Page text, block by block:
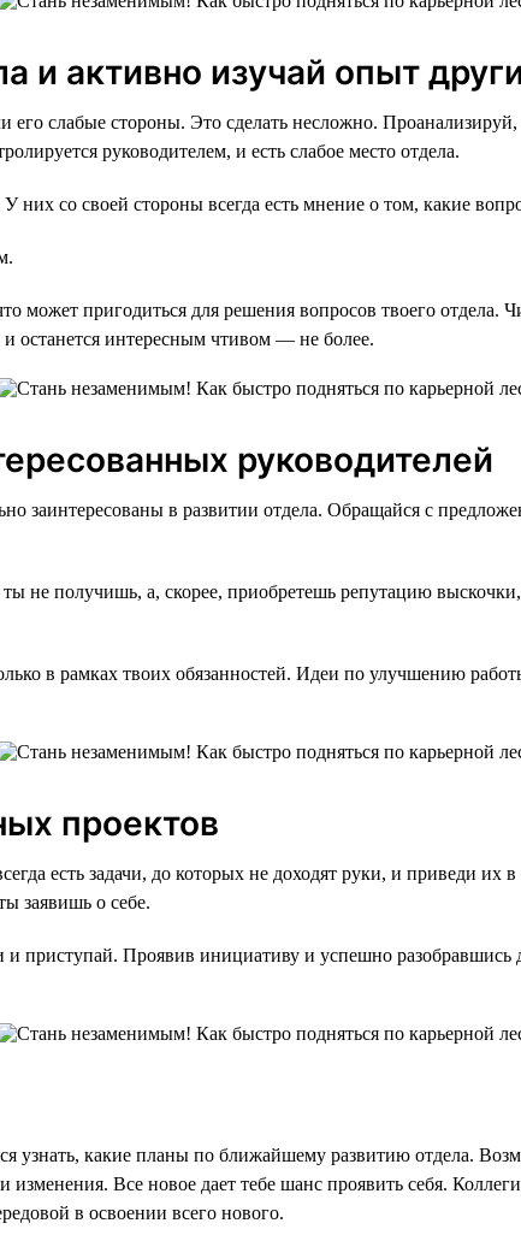
и активно изучай опыт
слабые стороны. Это сделать несложно. Проанализируй,
руководителем, и есть слабое место отдела.
них со своей стороны всегда есть мнение о том, какие
может пригодиться для решения вопросов твоего
останется интересным чтивом — не более.
руководителей
заинтересованы в развитии отдела. Обращайся с
не получишь, а, скорее, приобретешь репутацию
в рамках твоих обязанностей. Идеи по улучшению
проектов
есть задачи, до которых не доходят руки, и приведи
заявишь о себе.
и приступай. Проявив инициативу и успешно
узнать, какие планы по ближайшему развитию отдела.
Все новое дает тебе шанс проявить себя.
в освоении всего нового.